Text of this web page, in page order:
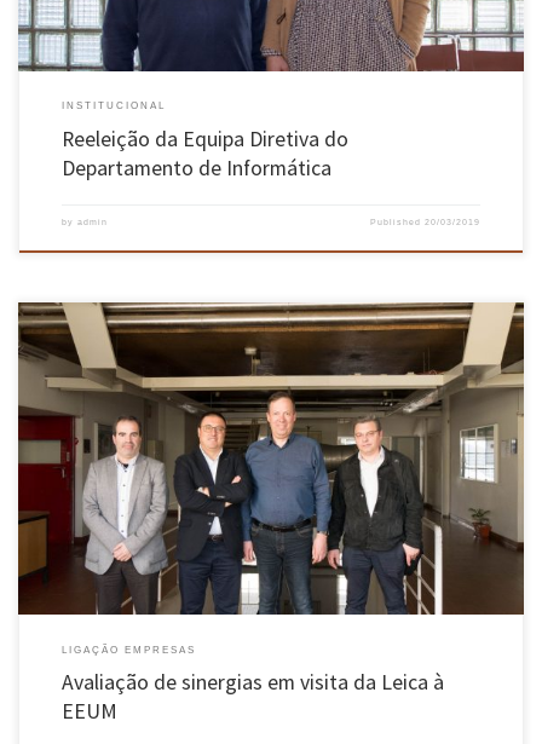
INSTITUCIONAL
Reeleição da Equipa Diretiva do
Departamento de Informática
by admin Published 20/03/2019
Uma comitiva composta por elementos da Leica Portugal e Leica Camera Ag visitou a Escola
de Engenharia da Universidade do Minho, com o intuito de conhecer as nossas
competências em áreas de desenvolvimento de produto e inovação tecnológica. O objetivo é
mostrar o potencial das sinergias existentes localmente e a […]
LIGAÇÃO EMPRESAS
Avaliação de sinergias em visita da Leica à
EEUM